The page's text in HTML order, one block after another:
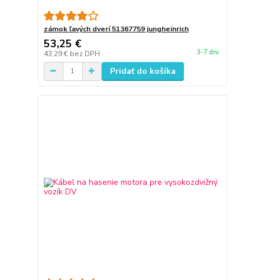
zámok ľavých dverí 51367759 jungheinrich
53,25 €
43,29 € bez DPH 3-7 dni
Pridať do košíka